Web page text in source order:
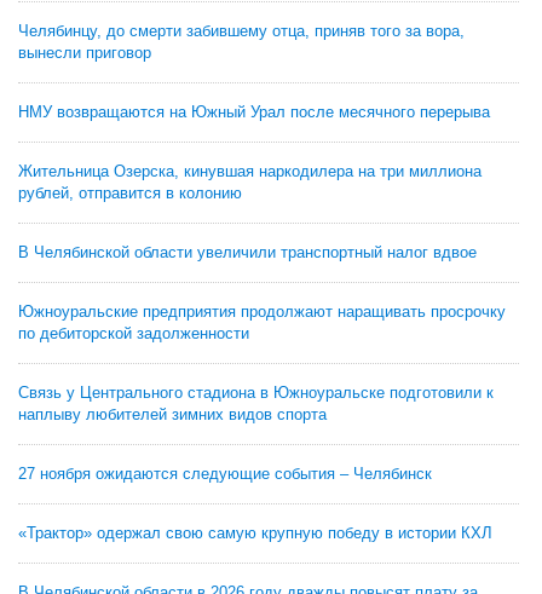
Челябинцу, до смерти забившему отца, приняв того за вора,
вынесли приговор
НМУ возвращаются на Южный Урал после месячного перерыва
Жительница Озерска, кинувшая наркодилера на три миллиона
рублей, отправится в колонию
В Челябинской области увеличили транспортный налог вдвое
Южноуральские предприятия продолжают наращивать просрочку
по дебиторской задолженности
Связь у Центрального стадиона в Южноуральске подготовили к
наплыву любителей зимних видов спорта
27 ноября ожидаются следующие события – Челябинск
«Трактор» одержал свою самую крупную победу в истории КХЛ